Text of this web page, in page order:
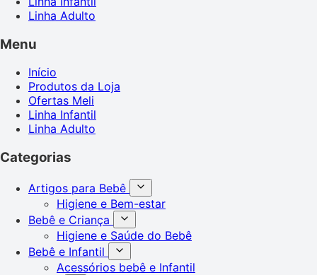
Linha Adulto
Menu
Início
Produtos da Loja
Ofertas Meli
Linha Infantil
Linha Adulto
Categorias
Artigos para Bebê
Higiene e Bem-estar
Bebê e Criança
Higiene e Saúde do Bebê
Bebê e Infantil
Acessórios bebê e Infantil